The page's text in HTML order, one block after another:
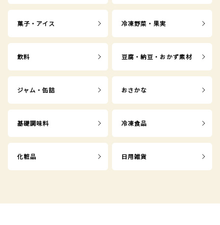
菓子・アイス 冷凍野菜・果実
飲料 豆腐・納豆・おかず素材
ジャム・缶詰 おさかな
基礎調味料 冷凍食品
化粧品 日用雑貨